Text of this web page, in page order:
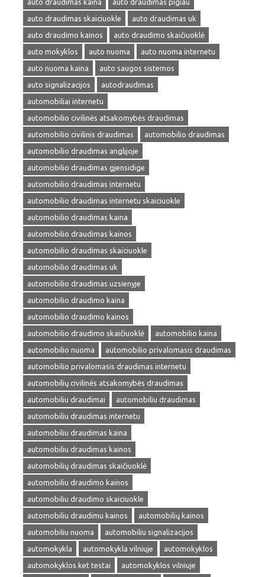
auto draudimas kaina
auto draudimas pigiau
auto draudimas skaiciuokle
auto draudimas uk
auto draudimo kainos
auto draudimo skaičiuoklė
auto mokyklos
auto nuoma
auto nuoma internetu
auto nuoma kaina
auto saugos sistemos
auto signalizacijos
autodraudimas
automobiliai internetu
automobilio civilinės atsakomybės draudimas
automobilio civilinis draudimas
automobilio draudimas
automobilio draudimas anglijoje
automobilio draudimas gjensidige
automobilio draudimas internetu
automobilio draudimas internetu skaiciuokle
automobilio draudimas kaina
automobilio draudimas kainos
automobilio draudimas skaiciuokle
automobilio draudimas uk
automobilio draudimas uzsienyje
automobilio draudimo kaina
automobilio draudimo kainos
automobilio draudimo skaičiuoklė
automobilio kaina
automobilio nuoma
automobilio privalomasis draudimas
automobilio privalomasis draudimas internetu
automobilių civilinės atsakomybės draudimas
automobiliu draudimai
automobiliu draudimas
automobiliu draudimas internetu
automobiliu draudimas kaina
automobiliu draudimas kainos
automobilių draudimas skaičiuoklė
automobiliu draudimo kainos
automobiliu draudimo skaiciuokle
automobiliu draudimu kainos
automobilių kainos
automobiliu nuoma
automobiliu signalizacijos
automokykla
automokykla vilniuje
automokyklos
automokyklos ket testai
automokyklos vilniuje